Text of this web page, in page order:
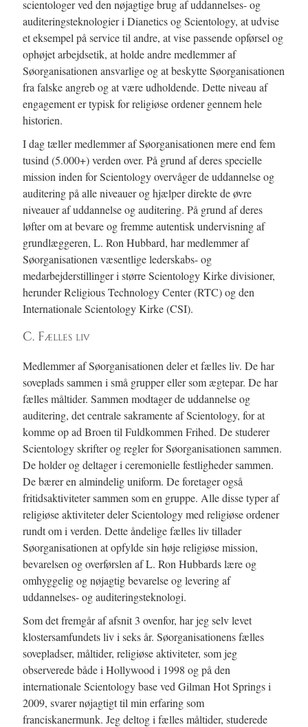
scientologer ved den nøjagtige brug af uddannelses- og
auditeringsteknologier i Dianetics og Scientology, at udvise
et eksempel på service til andre, at vise passende opførsel og
ophøjet arbejdsetik, at holde andre medlemmer af
Søorganisationen ansvarlige og at beskytte Søorganisationen
fra falske angreb og at være udholdende. Dette niveau af
engagement er typisk for religiøse ordener gennem hele
historien.
I dag tæller medlemmer af Søorganisationen mere end fem
tusind (5.000+) verden over. På grund af deres specielle
mission inden for Scientology overvåger de uddannelse og
auditering på alle niveauer og hjælper direkte de øvre
niveauer af uddannelse og auditering. På grund af deres
løfter om at bevare og fremme autentisk undervisning af
grundlæggeren, L. Ron Hubbard, har medlemmer af
Søorganisationen væsentlige lederskabs- og
medarbejderstillinger i større Scientology Kirke divisioner,
herunder Religious Technology Center (RTC) og den
Internationale Scientology Kirke (CSI).
C. Fælles liv
Medlemmer af Søorganisationen deler et fælles liv. De har
soveplads sammen i små grupper eller som ægtepar. De har
fælles måltider. Sammen modtager de uddannelse og
auditering, det centrale sakramente af Scientology, for at
komme op ad Broen til Fuldkommen Frihed. De studerer
Scientology skrifter og regler for Søorganisationen sammen.
De holder og deltager i ceremonielle festligheder sammen.
De bærer en almindelig uniform. De foretager også
fritidsaktiviteter sammen som en gruppe. Alle disse typer af
religiøse aktiviteter deler Scientology med religiøse ordener
rundt om i verden. Dette åndelige fælles liv tillader
Søorganisationen at opfylde sin høje religiøse mission,
bevarelsen og overførslen af L. Ron Hubbards lære og
omhyggelig og nøjagtig bevarelse og levering af
uddannelses- og auditeringsteknologi.
Som det fremgår af afsnit 3 ovenfor, har jeg selv levet
klostersamfundets liv i seks år. Søorganisationens fælles
sovepladser, måltider, religiøse aktiviteter, som jeg
observerede både i Hollywood i 1998 og på den
internationale Scientology base ved Gilman Hot Springs i
2009, svarer nøjagtigt til min erfaring som
franciskanermunk. Jeg deltog i fælles måltider, studerede